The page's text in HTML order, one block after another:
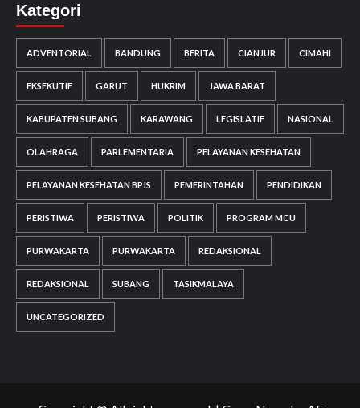
Kategori
ADVENTORIAL BANDUNG BERITA CIANJUR CIMAHI
EKSEKUTIF GARUT HUKRIM JAWA BARAT
KABUPATEN SUBANG KARAWANG LEGISLATIF NASIONAL
OLAHRAGA PARLEMENTARIA PELAYANAN KESEHATAN
PELAYANAN KESEHATAN BPJS PEMERINTAHAN PENDIDIKAN
PERISTIWA PERISTIWA POLITIK PROGRAM MCU
PURWAKARTA PURWAKARTA REDAKSIONAL
REDAKSIONAL SUBANG TASIKMALAYA
UNCATEGORIZED